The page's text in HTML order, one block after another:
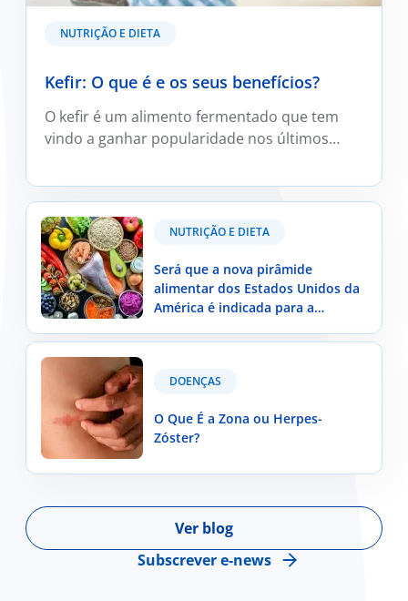
NUTRIÇÃO E DIETA
Kefir: O que é e os seus benefícios?
O kefir é um alimento fermentado que tem
vindo a ganhar popularidade nos últimos
interesse pelos alimentos que podem
contribuir para a saúde intestinal.
NUTRIÇÃO E DIETA
Será que a nova pirâmide
alimentar dos Estados Unidos da
América é indicada para a
Será que a nova pirâmide alimentar dos Estados
Unidos da América é indicada para a população
portuguesa?
DOENÇAS
O Que É a Zona ou Herpes-
Zóster?
O Que É a Zona ou Herpes-Zóster?
Subscrever e-news
Ver blog